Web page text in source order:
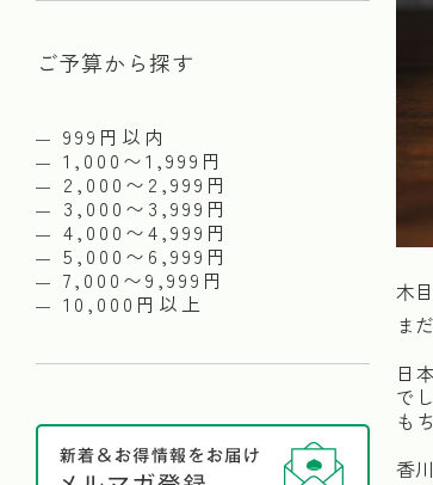
ご予算から探す
999円以内
1,000〜1,999円
2,000〜2,999円
3,000〜3,999円
4,000〜4,999円
5,000〜6,999円
7,000〜9,999円
10,000円以上
木
ま
日
で
も
香